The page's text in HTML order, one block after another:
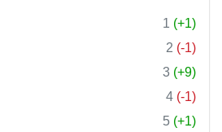
1 (+1)
2 (-1)
3 (+9)
4 (-1)
5 (+1)